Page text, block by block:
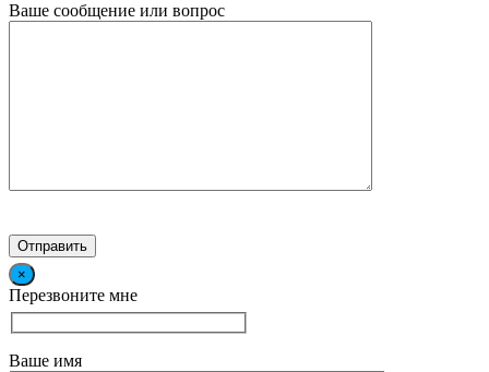
Ваше сообщение или вопрос
×
Перезвоните мне
Ваше имя